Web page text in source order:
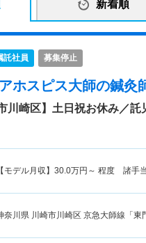
新着順
託社員 募集停止
ホスピス大師の鍼灸
川崎区】土日祝お休み／
【モデル月収】 30.0万円～ 程度 諸手当
奈川県 川崎市川崎区 京急大師線「東